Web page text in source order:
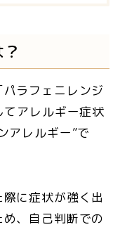
ラフェニレンジ
アレルギー症状
アレルギー”で
に症状が強く出
、自己判断での